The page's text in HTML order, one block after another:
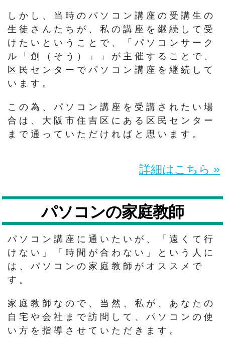
しかし、当時のパソコン講座の受講生の
生徒さんたちが、私の講座を継続して受
けたいということで、「パソコンサーク
ル「創（そう）」」が主催することで、
区民センターでパソコン講座を継続して
います。
この為、パソコン講座を受講されたい場
合は、大阪市住吉区にある区民センター
まで通っていただければと思います。
詳細はこちら »
パソコンの家庭教師
パソコン講座に通いたいが、「遠くて行
けない」「時間が合わない」という人に
は、パソコンの家庭教師がオススメで
す。
家庭教師なので、当然、私が、あなたの
自宅や会社まで訪問して、パソコンの使
い方を指導させていただきます。